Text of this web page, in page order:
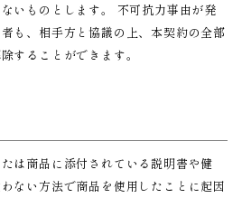
いものとします。 不可抗力事由が発
も、相手方と協議の上、本契約の全部
することができます。
は商品に添付されている説明書や健
ない方法で商品を使用したことに起因